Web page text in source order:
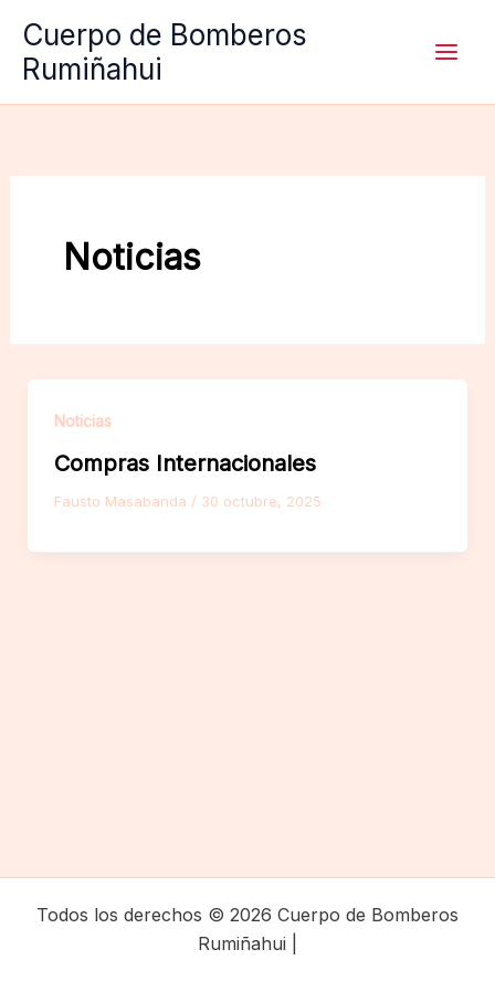
contenido
Cuerpo de Bomberos
Rumiñahui
Noticias
Noticias
Compras Internacionales
Fausto Masabanda / 30 octubre, 2025
Todos los derechos © 2026 Cuerpo de Bomberos
Rumiñahui |